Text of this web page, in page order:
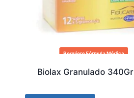
Requiere Fórmula Médica
Biolax Granulado 340Gr